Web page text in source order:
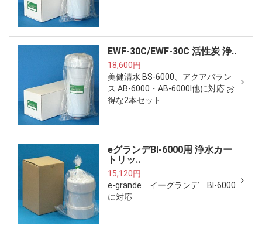
EWF-30C/EWF-30C 活性炭 浄..
18,600円
美健清水 BS-6000、アクアバラン
ス AB-6000・AB-6000I他に対応 お
得な2本セット
eグランデBI-6000用 浄水カー
トリッ..
15,120円
e-grande イーグランデ BI-6000
に対応